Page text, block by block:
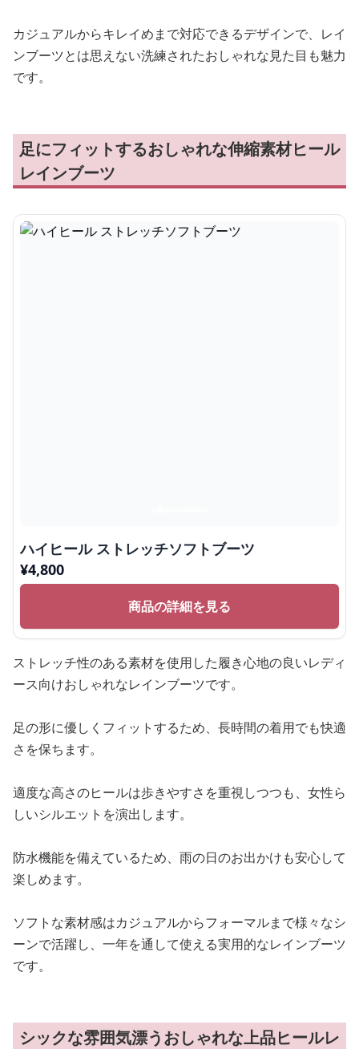
カジュアルからキレイめまで対応できるデザインで、レイ
ンブーツとは思えない洗練されたおしゃれな見た目も魅力
です。
足にフィットするおしゃれな伸縮素材ヒール
レインブーツ
ハイヒール ストレッチソフトブーツ
¥4,800
商品の詳細を見る
ストレッチ性のある素材を使用した履き心地の良いレディ
ース向けおしゃれなレインブーツです。
足の形に優しくフィットするため、長時間の着用でも快適
さを保ちます。
適度な高さのヒールは歩きやすさを重視しつつも、女性ら
しいシルエットを演出します。
防水機能を備えているため、雨の日のお出かけも安心して
楽しめます。
ソフトな素材感はカジュアルからフォーマルまで様々なシ
ーンで活躍し、一年を通して使える実用的なレインブーツ
です。
シックな雰囲気漂うおしゃれな上品ヒールレ